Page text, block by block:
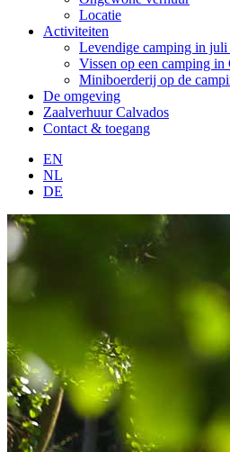
Locatie
Activiteiten
Levendige camping in juli
Vissen op een camping in
Miniboerderij op de
De omgeving
Zaalverhuur Calvados
Contact & toegang
EN
NL
DE